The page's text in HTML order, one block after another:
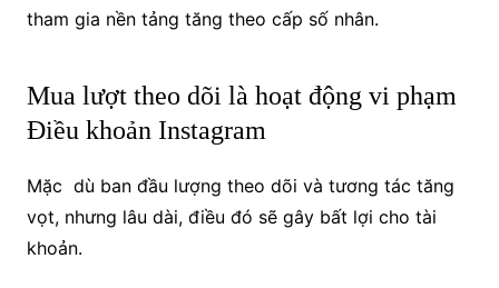
tham gia nền tảng tăng theo cấp số nhân.
Mua lượt theo dõi là hoạt động vi phạm
Điều khoản Instagram
Mặc dù ban đầu lượng theo dõi và tương tác tăng
vọt, nhưng lâu dài, điều đó sẽ gây bất lợi cho tài
khoản.